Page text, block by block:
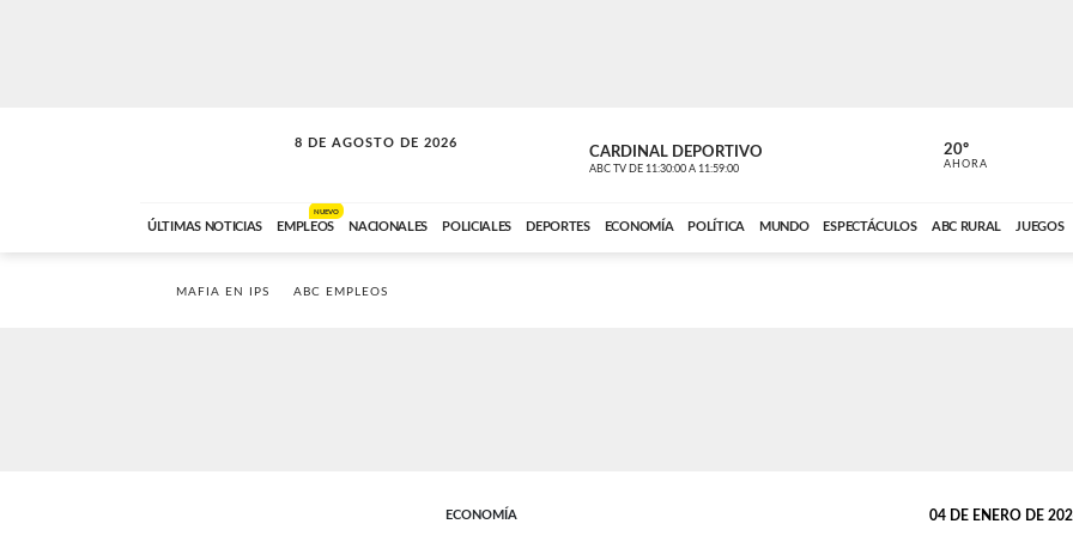
8 DE AGOSTO DE 2026
CONEXIÓN ROMANCE CARDINAL DEPORTIVO
ABC TV DE 11:30:00 A 11:59:00 ABC CARDINAL
20º
AHORA
ÚLTIMAS NOTICIAS EMPLEOS
NUEVO
NACIONALES POLICIALES DEPORTES ECONOMÍA POLÍTICA MUNDO ESPECTÁCULOS ABC RURAL JUEGOS
MAFIA EN IPS ABC EMPLEOS
ECONOMÍA 04 DE ENERO DE